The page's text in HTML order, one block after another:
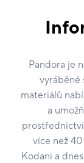
Pandora je
vyráběné
materiálů
a
více než
Kodani a